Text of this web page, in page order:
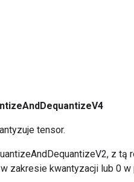
tensor.
z tą
zakresie kwantyzacji lub 0